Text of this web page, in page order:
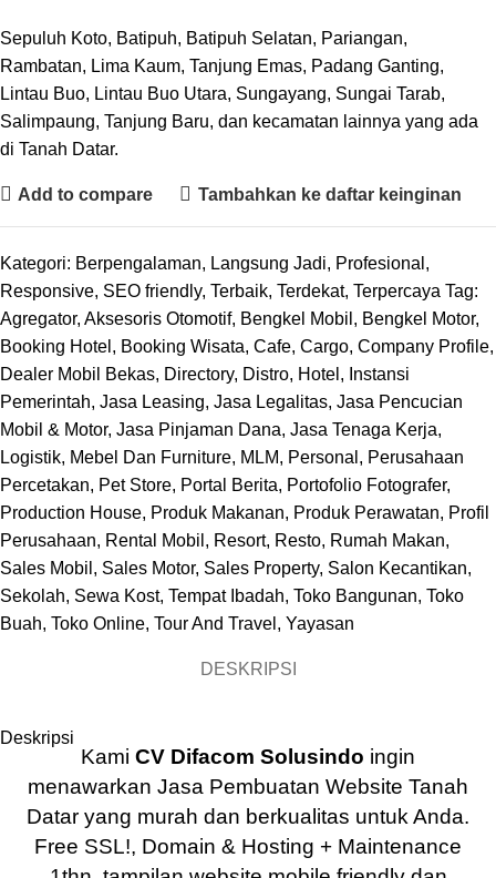
Sepuluh Koto, Batipuh, Batipuh Selatan, Pariangan,
Rambatan, Lima Kaum, Tanjung Emas, Padang Ganting,
Lintau Buo, Lintau Buo Utara, Sungayang, Sungai Tarab,
Salimpaung, Tanjung Baru, dan kecamatan lainnya yang ada
di Tanah Datar.
Add to compare Tambahkan ke daftar keinginan
Kategori: Berpengalaman, Langsung Jadi, Profesional ,
Responsive, SEO friendly, Terbaik, Terdekat, Terpercaya Tag:
Agregator, Aksesoris Otomotif, Bengkel Mobil , Bengkel Motor,
Booking Hotel , Booking Wisata, Cafe, Cargo, Company Profile,
Dealer Mobil Bekas, Directory, Distro, Hotel , Instansi
Pemerintah, Jasa Leasing, Jasa Legalitas, Jasa Pencucian
Mobil & Motor, Jasa Pinjaman Dana, Jasa Tenaga Kerja,
Logistik, Mebel Dan Furniture, MLM, Personal , Perusahaan
Percetakan, Pet Store, Portal Berita, Portofolio Fotografer,
Production House, Produk Makanan, Produk Perawatan, Profil
Perusahaan, Rental Mobil , Resort, Resto, Rumah Makan,
Sales Mobil , Sales Motor, Sales Property, Salon Kecantikan,
Sekolah, Sewa Kost, Tempat Ibadah, Toko Bangunan, Toko
Buah, Toko Online, Tour And Travel , Yayasan
DESKRIPSI
Deskripsi
Kami CV Difacom Solusindo ingin
menawarkan Jasa Pembuatan Website Tanah
Datar yang murah dan berkualitas untuk Anda.
Free SSL!, Domain & Hosting + Maintenance